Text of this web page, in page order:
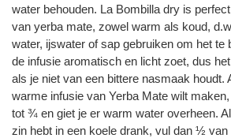
water behouden. La Bombilla dry is
van yerba mate, zowel warm als koud,
water, ijswater of sap gebruiken om het te
de infusie aromatisch en licht zoet, dus
als je niet van een bittere nasmaak houdt.
warme infusie van Yerba Mate wilt
tot ¾ en giet je er warm water overheen.
zin hebt in een koele drank, vul dan ½ van